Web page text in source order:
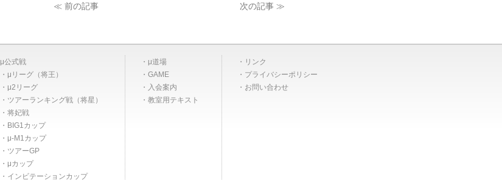
≪ 前の記事 次の記事 ≫
μ公式戦
μリーグ（将王）
μ2リーグ
ツアーランキング戦（将星）
将妃戦
BIG1カップ
μ-M1カップ
ツアーGP
μカップ
インビテーションカップ
μ道場
GAME
入会案内
教室用テキスト
リンク
プライバシーポリシー
お問い合わせ